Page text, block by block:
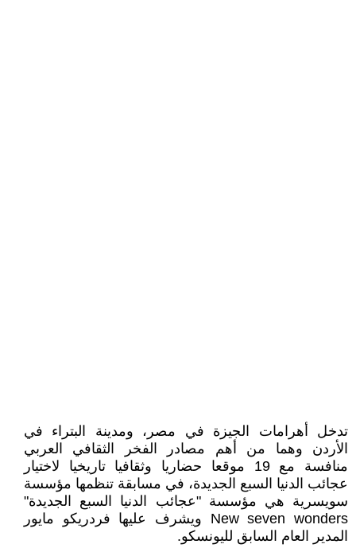
تدخل أهرامات الجيزة في مصر، ومدينة البتراء في
الأردن وهما من أهم مصادر الفخر الثقافي العربي
منافسة مع 19 موقعا حضاريا وثقافيا تاريخيا لاختيار
عجائب الدنيا السبع الجديدة، في مسابقة تنظمها مؤسسة
سويسرية هي مؤسسة "عجائب الدنيا السبع الجديدة"
New seven wonders ويشرف عليها فردريكو مايور
المدير العام السابق لليونسكو.